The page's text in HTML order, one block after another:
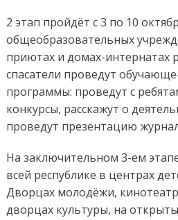
2 этап пройдёт с 3 по 10
общеобразовательных
приютах и домах-
спасатели проведут
программы: проведут с
конкурсы, расскажут о
проведут презентацию
На заключительном 3-ем
всей республике в центрах
Дворцах молодёжи,
дворцах культуры, на